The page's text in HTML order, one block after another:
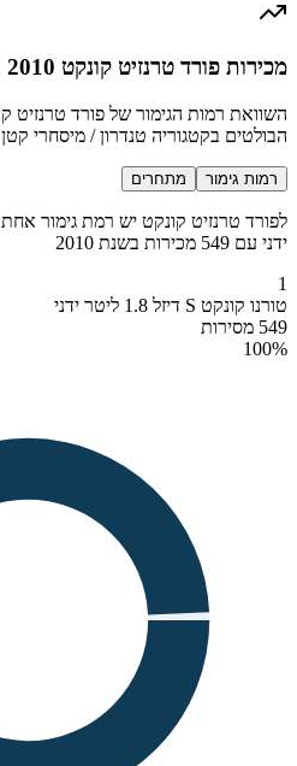
מכירות פורד טרנזיט קונקט 2010 והשוואה למתחרים
הבולטים בקטגוריה טנדרון / מיסחרי קטן
רמות גימור מתחרים
ידני עם 549 מכירות בשנת 2010
1
טורנו קונקט S דיזל 1.8 ליטר ידני
549 מסירות
100%